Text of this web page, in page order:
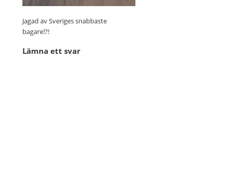
Jagad av Sveriges snabbaste
bagare!?!
Lämna ett svar